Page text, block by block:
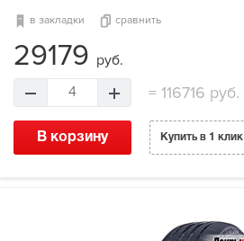
в закладки сравнить
29179 руб.
4 = 116716 руб.
В корзину Купить в 1 клик